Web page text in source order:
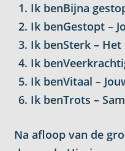
Ik benBijna
Ik benGestopt –
Ik benSterk –
Ik
Ik benVitaal –
Ik benTrots –
Na afloop van de